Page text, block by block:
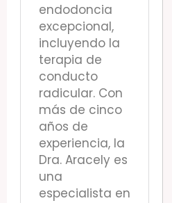
endodoncia
excepcional,
incluyendo la
terapia de
conducto
radicular. Con
más de cinco
años de
experiencia, la
Dra. Aracely es
una
especialista en